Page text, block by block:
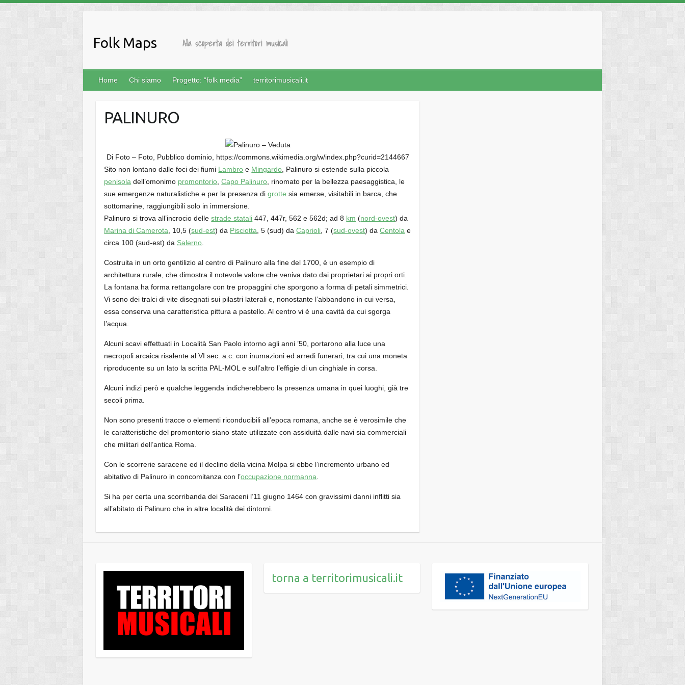
contenuto
Folk Maps Alla scoperta dei territori musicali
Home Chi siamo Progetto: “folk media” territorimusicali.it
PALINURO
Di Foto – Foto, Pubblico dominio, https://commons.wikimedia.org/w/index.php?curid=2144667
Sito non lontano dalle foci dei fiumi Lambro e Mingardo , Palinuro si estende sulla piccola
penisola dell’omonimo promontorio ,Capo Palinuro , rinomato per la bellezza paesaggistica, le
sue emergenze naturalistiche e per la presenza digrotte sia emerse, visitabili in barca, che
sottomarine, raggiungibili solo in immersione.
Palinuro si trova all’incrocio dellestrade statali 447, 447r, 562 e 562d; ad 8 km (nord-ovest) da
Marina di Camerota , 10,5 (sud-est) da Pisciotta , 5 (sud) daCaprioli , 7 (sud-ovest) daCentola e
circa 100 (sud-est) da Salerno
Costruita in un orto gentilizio al centro di Palinuro alla fine del 1700, è un esempio di
architettura rurale, che dimostra il notevole valore che veniva dato dai proprietari ai propri orti.
La fontana ha forma rettangolare con tre propaggini che sporgono a forma di petali simmetrici.
Vi sono dei tralci di vite disegnati sui pilastri laterali e, nonostante l’abbandono in cui versa,
essa conserva una caratteristica pittura a pastello. Al centro vi è una cavità da cui sgorga
l’acqua.
Alcuni scavi effettuati in Località San Paolo intorno agli anni ’50, portarono alla luce una
necropoli arcaica risalente al VI sec. a.c. con inumazioni ed arredi funerari, tra cui una moneta
riproducente su un lato la scritta PAL-MOL e sull’altro l’effigie di un cinghiale in corsa.
Alcuni indizi però e qualche leggenda indicherebbero la presenza umana in quei luoghi, già tre
secoli prima.
Non sono presenti tracce o elementi riconducibili all’epoca romana, anche se è verosimile che
le caratteristiche del promontorio siano state utilizzate con assiduità dalle navi sia commerciali
che militari dell’antica Roma.
Con le scorrerie saracene ed il declino della vicina Molpa si ebbe l’incremento urbano ed
abitativo di Palinuro in concomitanza con l’occupazione normanna
Si ha per certa una scorribanda dei Saraceni l’11 giugno 1464 con gravissimi danni inflitti sia
all’abitato di Palinuro che in altre località dei dintorni.
torna a territorimusicali.it